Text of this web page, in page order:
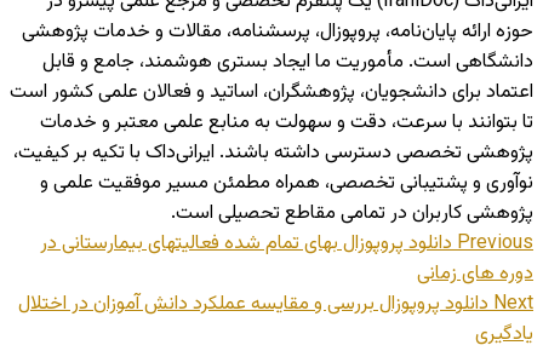
حوزه ارائه پایان‌نامه، پروپوزال، پرسشنامه، مقالات و خدمات پژوهشی
دانشگاهی است. مأموریت ما ایجاد بستری هوشمند، جامع و قابل
اعتماد برای دانشجویان، پژوهشگران، اساتید و فعالان علمی کشور است
تا بتوانند با سرعت، دقت و سهولت به منابع علمی معتبر و خدمات
پژوهشی تخصصی دسترسی داشته باشند. ایرانی‌داک با تکیه بر کیفیت،
نوآوری و پشتیبانی تخصصی، همراه مطمئن مسیر موفقیت علمی و
پژوهشی کاربران در تمامی مقاطع تحصیلی است.
Previousدانلود پروپوزال بهای تمام شده فعالیتهای بیمارستانی در
دوره های زمانی
Nextدانلود پروپوزال بررسی و مقایسه عملکرد دانش آموزان در اختلال
یادگیری